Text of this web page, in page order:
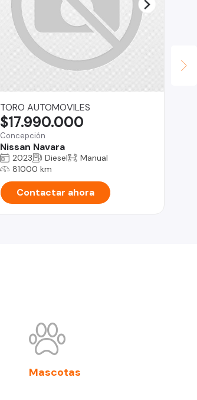
TORO AUTOMOVILES
Concepción
Nissan Navara
$17.990.000
2023 Diesel
Manual
81000 km
Contactar ahora
Mascotas